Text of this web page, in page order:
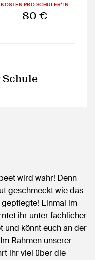
KOSTEN PRO SCHÜLER*IN
80 €
wird wahr! Denn
geschmeckt wie das
Einmal im
ihr unter fachlicher
und könnt euch an der
Rahmen unserer
ihr viel über die